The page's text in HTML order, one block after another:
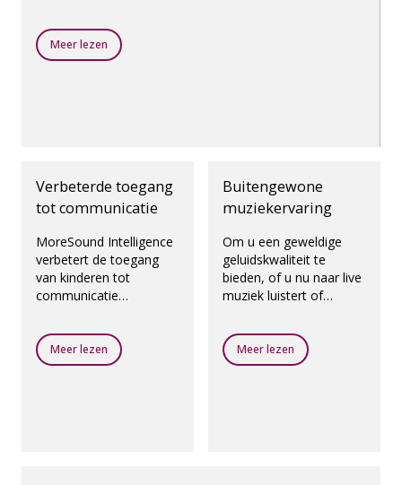
maakt het allemaal mogelijk.
Meer lezen
Verbeterde toegang
tot communicatie
MoreSound Intelligence
verbetert de toegang
van kinderen tot
communicatie
omnidirectionele
microfooninstelling.
Meer lezen
Buitengewone
muziekervaring
Om u een geweldige
geluidskwaliteit te
bieden, of u nu naar live
muziek luistert of
speciaal programma
ontwikkeld met de
naam Oticon MyMusic.
Meer lezen